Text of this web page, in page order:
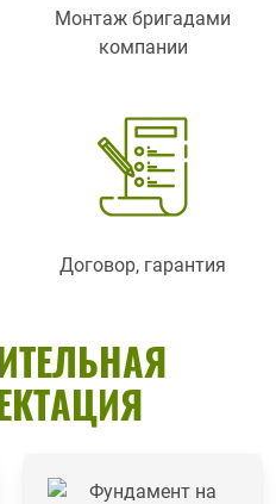
Монтаж бригадами
компании
Договор, гарантия